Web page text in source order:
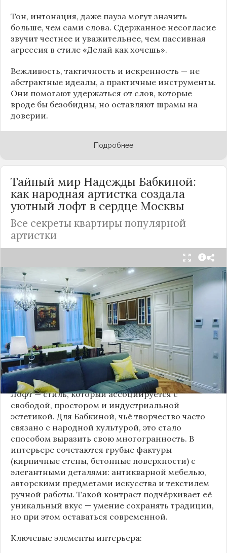
Тон, интонация, даже пауза могут значить
больше, чем сами слова. Сдержанное несогласие
звучит честнее и уважительнее, чем пассивная
агрессия в стиле «Делай как хочешь».
Вежливость, тактичность и искренность — не
абстрактные идеалы, а практичные инструменты.
Они помогают удержаться от слов, которые
вроде бы безобидны, но оставляют шрамы на
доверии.
Подробнее
Тайный мир Надежды Бабкиной:
как народная артистка создала
уютный лофт в сердце Москвы
Все секреты квартиры популярной
артистки
Народная артисткаРоссииНадежда Бабкина,
известная своей любовью к традиционному
стилю и народной эстетике, удивила
поклонников, выбрав для своей новой
московской квартиры современный стиль лофт.
Это решение стало настоящим откровением,
демонстрирующим её умение сочетать классику
и актуальные тенденции. Подробности о
проекте раскрывает канал “DOMEO | РЕМОНТ
КВАРТИР | НЕДВИЖИМОСТЬ” 2.
Лофт — стиль, который ассоциируется с
свободой, простором и индустриальной
эстетикой. Для Бабкиной, чьё творчество часто
связано с народной культурой, это стало
способом выразить свою многогранность. В
интерьере сочетаются грубые фактуры
(кирпичные стены, бетонные поверхности) с
элегантными деталями: антикварной мебелью,
авторскими предметами искусства и текстилем
ручной работы. Такой контраст подчёркивает её
уникальный вкус — умение сохранять традиции,
но при этом оставаться современной.
Ключевые элементы интерьера: